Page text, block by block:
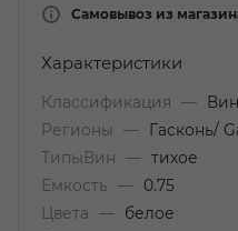
Самовывоз из
Характеристики
Классификация —
Регионы
—
Гасконь/
ТипыВин
— тихое
Емкость
—
0.75
Цвета
—
белое